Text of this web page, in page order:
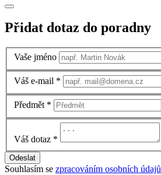
Přidat dotaz do poradny
Vaše jméno
Váš e-mail *
Předmět *
Váš dotaz *
Odeslat
Souhlasím se zpracováním osobních údajů